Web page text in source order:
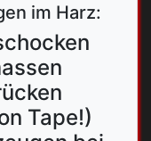
im Harz:
Tape!)